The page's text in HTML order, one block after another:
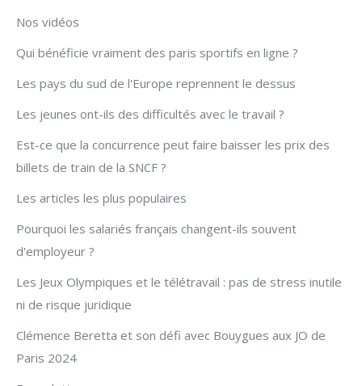
Nos vidéos
Qui bénéficie vraiment des paris sportifs en ligne ?
Les pays du sud de l'Europe reprennent le dessus
Les jeunes ont-ils des difficultés avec le travail ?
Est-ce que la concurrence peut faire baisser les prix des
billets de train de la SNCF ?
Les articles les plus populaires
Pourquoi les salariés français changent-ils souvent
d'employeur ?
Les Jeux Olympiques et le télétravail : pas de stress inutile
ni de risque juridique
Clémence Beretta et son défi avec Bouygues aux JO de
Paris 2024